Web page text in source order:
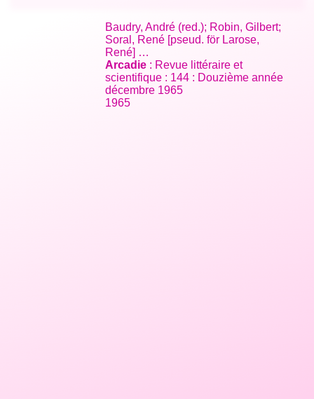
Baudry, André (red.); Robin, Gilbert;
Soral, René [pseud. för Larose,
René] …
Arcadie : Revue littéraire et
scientifique : 144 : Douzième année
décembre 1965
1965